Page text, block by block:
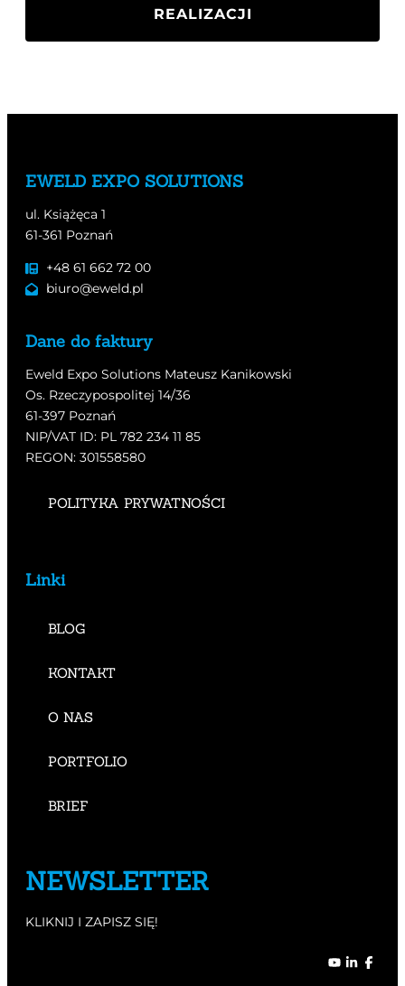
REALIZACJI
EWELD EXPO SOLUTIONS
ul. Książęca 1
61-361 Poznań
+48 61 662 72 00
biuro@eweld.pl
Dane do faktury
Eweld Expo Solutions Mateusz Kanikowski
Os. Rzeczypospolitej 14/36
61-397 Poznań
NIP/VAT ID: PL 782 234 11 85
REGON: 301558580
POLITYKA PRYWATNOŚCI
Linki
BLOG
KONTAKT
O NAS
PORTFOLIO
BRIEF
NEWSLETTER
KLIKNIJ I ZAPISZ SIĘ!